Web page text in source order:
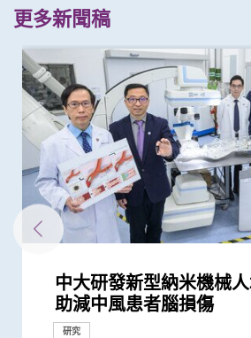
更多新聞稿
中大研發新型納米機械
助減中風患者腦損傷
研究
中大醫學院全球研究揭
險存在地域差異 本港整
全球平均水平 全球女性
中大研發磁控螺旋微導
及快速治療中遠端腦血管
研究
中大港大成功開發磁力
術機械人系統 經口腔準
融頭頸癌腫瘤
中大成功研發可在體內
物合成軟體微型機械人」
器限制 深入狹窄腔道治
中大完成全球首個多專
人手術臨床研究 證新技
往難達位置進行精準治療
中大利用港產内鏡手術
球首個機械人輔助「經尿
塊切除術」治膀胱癌
中大為亞洲先驅引入「
入術」治阻塞性睡眠窒息
研究
中大成功研發介入導管
集群平台 嶄新無創的動
方法
中大研究團隊開發新一
自動分析新冠肺炎CT影像
研究
中大與世界頂尖學府加
械人研究合作 重塑醫學
未來發展
港韓瑞三地學者聯手研
創新納米技術治療消化道
國際合作
香港中文大學與蘇黎世
盟 共同研發創新醫學科
國際合作
中大研究發現本地每5名
感染HPV病毒 推公眾篩
染HPV情況
中大研發教材提升自閉
將推廣至全港學校使用
健康推廣計劃
中大研究揭示輕度聽障
語的影響 現招募聽障學
劃以探討復康介入成效
中大調查發現助聽器有
的生活質素
研究
中大與尚普研發全球首
及聲音改善的技術 「聽
街日報「亞洲創新獎」銅